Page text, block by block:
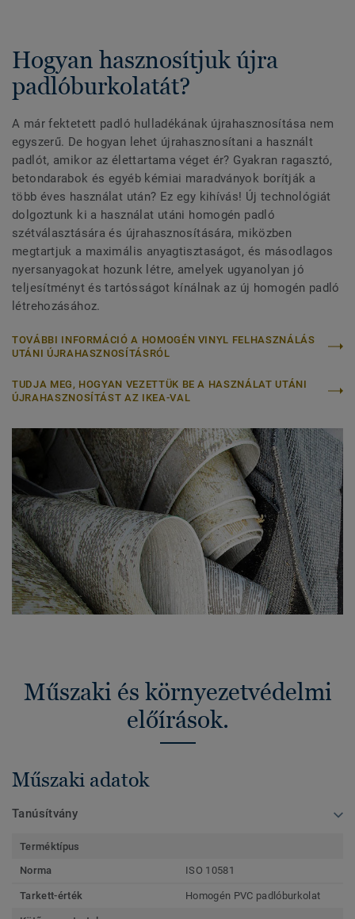
Hogyan hasznosítjuk újra
padlóburkolatát?
A már fektetett padló hulladékának újrahasznosítása nem
egyszerű. De hogyan lehet újrahasznosítani a használt
padlót, amikor az élettartama véget ér? Gyakran ragasztó,
betondarabok és egyéb kémiai maradványok borítják a
több éves használat után? Ez egy kihívás! Új technológiát
dolgoztunk ki a használat utáni homogén padló
szétválasztására és újrahasznosítására, miközben
megtartjuk a maximális anyagtisztaságot, és másodlagos
nyersanyagokat hozunk létre, amelyek ugyanolyan jó
teljesítményt és tartósságot kínálnak az új homogén padló
létrehozásához.
TOVÁBBI INFORMÁCIÓ A HOMOGÉN VINYL FELHASZNÁLÁS
UTÁNI ÚJRAHASZNOSÍTÁSRÓL
TUDJA MEG, HOGYAN VEZETTÜK BE A HASZNÁLAT UTÁNI
ÚJRAHASZNOSÍTÁST AZ IKEA-VAL
Műszaki és környezetvédelmi
előírások.
Műszaki adatok
Tanúsítvány
Terméktípus
Norma
ISO 10581
Tarkett-érték Homogén PVC padlóburkolat